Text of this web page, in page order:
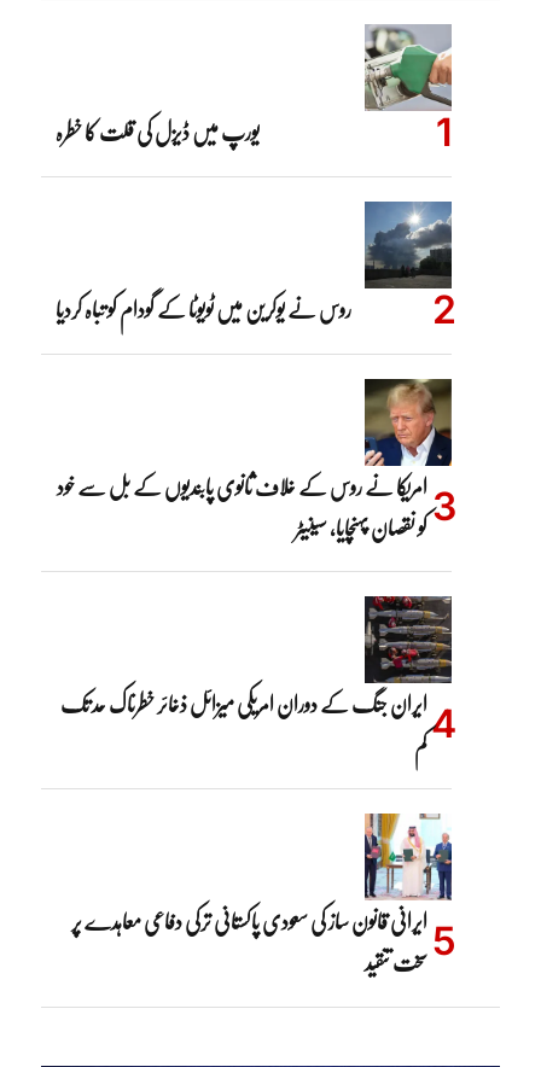
یورپ میں ڈیزل کی قلت کا خطرہ
روس نے یوکرین میں ٹویوٹا کے گودام کو تباہ کردیا
امریکا نے روس کے خلاف ثانوی پابندیوں کے بل سے خود
کو نقصان پہنچایا، سینیٹر
ایران جنگ کے دوران امریکی میزائل ذخائر خطرناک حد تک
کم
ایرانی قانون ساز کی سعودی پاکستانی ترکی دفاعی معاہدے پر
سخت تنقید